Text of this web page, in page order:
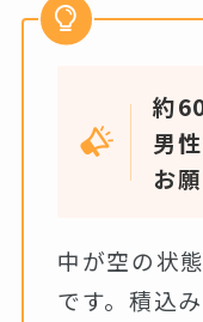
約
男
お
中が空の状
です。積込